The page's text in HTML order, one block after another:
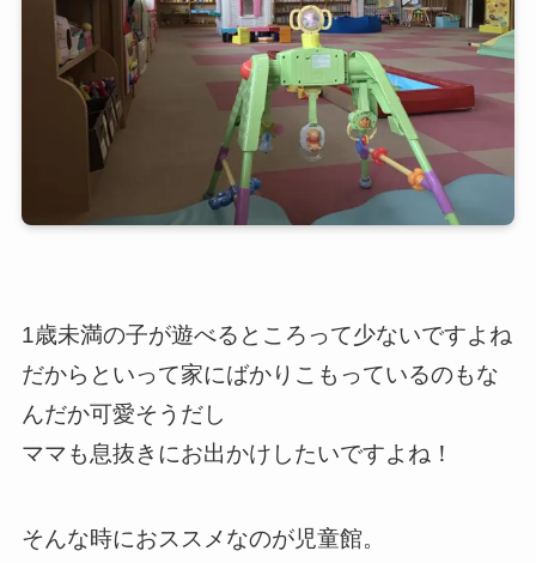
1歳未満の子が遊べるところって少ないですよね
だからといって家にばかりこもっているのもな
んだか可愛そうだし
ママも息抜きにお出かけしたいですよね！
そんな時におススメなのが児童館。